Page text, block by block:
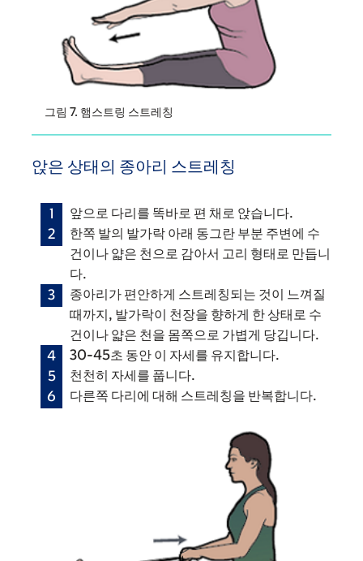
그림 7. 햄스트링 스트레칭
앉은 상태의 종아리 스트레칭
앞으로 다리를 똑바로 편 채로 앉습니다.
한쪽 발의 발가락 아래 동그란 부분 주변에 수
건이나 얇은 천으로 감아서 고리 형태로 만듭니
다.
종아리가 편안하게 스트레칭되는 것이 느껴질
때까지, 발가락이 천장을 향하게 한 상태로 수
건이나 얇은 천을 몸쪽으로 가볍게 당깁니다.
30-45초 동안 이 자세를 유지합니다.
천천히 자세를 풉니다.
다른쪽 다리에 대해 스트레칭을 반복합니다.